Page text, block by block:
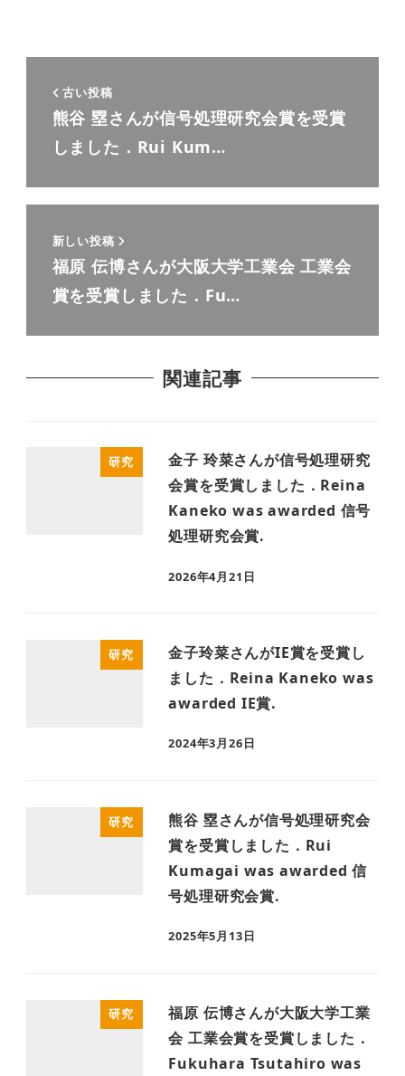
古い投稿
熊谷 塁さんが信号処理研究会賞を受賞
しました．Rui Kum…
新しい投稿
福原 伝博さんが大阪大学工業会 工業会
賞を受賞しました．Fu…
関連記事
研究
金子 玲菜さんが信号処理研究
会賞を受賞しました．Reina
Kaneko was awarded 信号
処理研究会賞.
2026年4月21日
研究
金子玲菜さんがIE賞を受賞し
ました．Reina Kaneko was
awarded IE賞.
2024年3月26日
研究
熊谷 塁さんが信号処理研究会
賞を受賞しました．Rui
Kumagai was awarded 信
号処理研究会賞.
2025年5月13日
研究
福原 伝博さんが大阪大学工業
会 工業会賞を受賞しました．
Fukuhara Tsutahiro was